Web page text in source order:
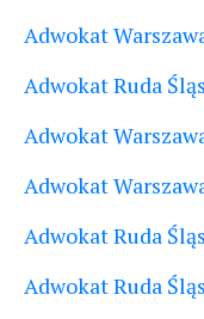
Adwokat
Adwokat Ruda
Adwokat
Adwokat
Adwokat Ruda
Adwokat Ruda